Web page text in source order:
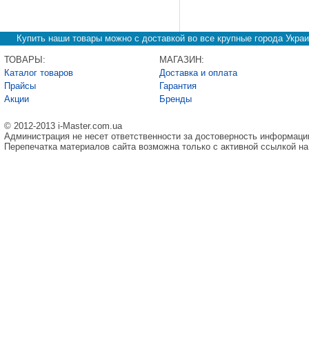
Купить наши товары можно с доставкой во все крупные города
ТОВАРЫ:
Каталог товаров
Прайсы
Акции
МАГАЗИН:
Доставка и оплата
Гарантия
Бренды
© 2012-2013 i-Master.com.ua
Администрация не несет ответственности за достоверность
Перепечатка материалов сайта возможна только с активной ссылкой